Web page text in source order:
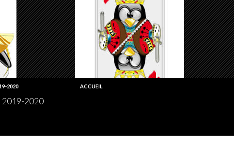
2020
2019-2020
ACCUEIL